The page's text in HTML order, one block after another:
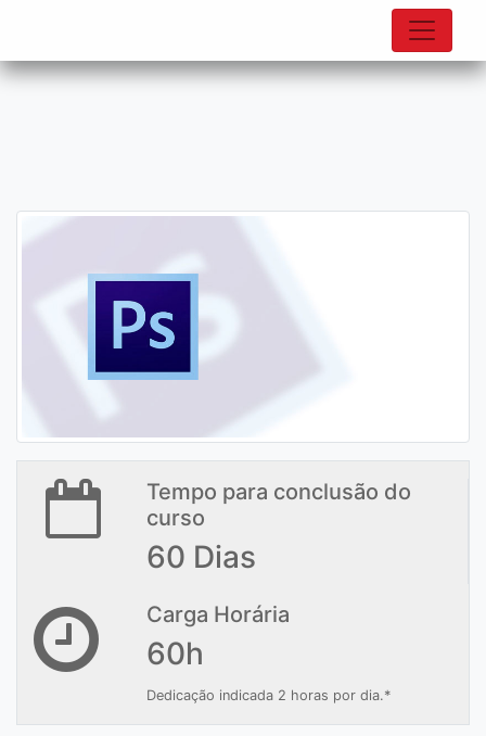
Tempo para conclusão do
curso
60 Dias
Carga Horária
60h
Dedicação indicada 2 horas por dia.*